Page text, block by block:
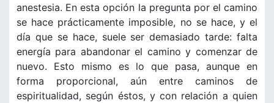
anestesia. En esta opción la pregunta por el camino
se hace prácticamente imposible, no se hace, y el
día que se hace, suele ser demasiado tarde: falta
energía para abandonar el camino y comenzar de
nuevo. Esto mismo es lo que pasa, aunque en
forma proporcional, aún entre caminos de
espiritualidad, según éstos, y con relación a quien